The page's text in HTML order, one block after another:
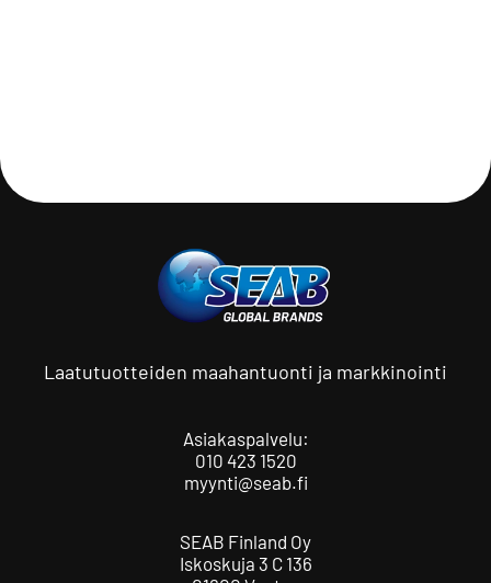
Laatutuotteiden maahantuonti ja markkinointi
Asiakaspalvelu:
010 423 1520
myynti@seab.fi
SEAB Finland Oy
Iskoskuja 3 C 136